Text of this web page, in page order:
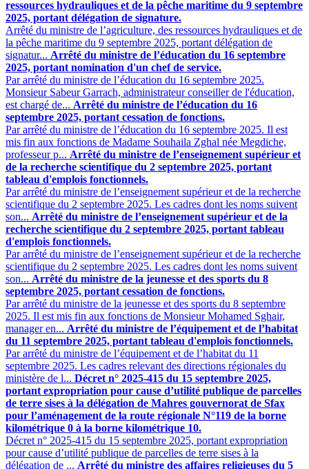
ressources hydrauliques et de la pêche maritime du 9 septembre
2025, portant délégation de signature.
Arrêté du ministre de l’agriculture, des ressources hydrauliques et de
la pêche maritime du 9 septembre 2025, portant délégation de
signatur... Arrêté du ministre de l’éducation du 16 septembre
2025, portant nomination d'un chef de service.
Par arrêté du ministre de l’éducation du 16 septembre 2025.
Monsieur Sabeur Garrach, administrateur conseiller de l'éducation,
est chargé de... Arrêté du ministre de l’éducation du 16
septembre 2025, portant cessation de fonctions.
Par arrêté du ministre de l’éducation du 16 septembre 2025. Il est
mis fin aux fonctions de Madame Souhaila Zghal née Megdiche,
professeur p... Arrêté du ministre de l’enseignement supérieur et
de la recherche scientifique du 2 septembre 2025, portant
tableau d'emplois fonctionnels.
Par arrêté du ministre de l’enseignement supérieur et de la recherche
scientifique du 2 septembre 2025. Les cadres dont les noms suivent
son... Arrêté du ministre de l’enseignement supérieur et de la
recherche scientifique du 2 septembre 2025, portant tableau
d'emplois fonctionnels.
Par arrêté du ministre de l’enseignement supérieur et de la recherche
scientifique du 2 septembre 2025. Les cadres dont les noms suivent
son... Arrêté du ministre de la jeunesse et des sports du 8
septembre 2025, portant cessation de fonctions.
Par arrêté du ministre de la jeunesse et des sports du 8 septembre
2025. Il est mis fin aux fonctions de Monsieur Mohamed Sghair,
manager en... Arrêté du ministre de l’équipement et de l’habitat
du 11 septembre 2025, portant tableau d'emplois fonctionnels.
Par arrêté du ministre de l’équipement et de l’habitat du 11
septembre 2025. Les cadres relevant des directions régionales du
ministère de l... Décret n° 2025-415 du 15 septembre 2025,
portant expropriation pour cause d’utilité publique de parcelles
de terre sises à la délégation de Mahres gouvernorat de Sfax
pour l’aménagement de la route régionale N°119 de la borne
kilométrique 0 à la borne kilométrique 10.
Décret n° 2025-415 du 15 septembre 2025, portant expropriation
pour cause d’utilité publique de parcelles de terre sises à la
délégation de ... Arrêté du ministre des affaires religieuses du 5